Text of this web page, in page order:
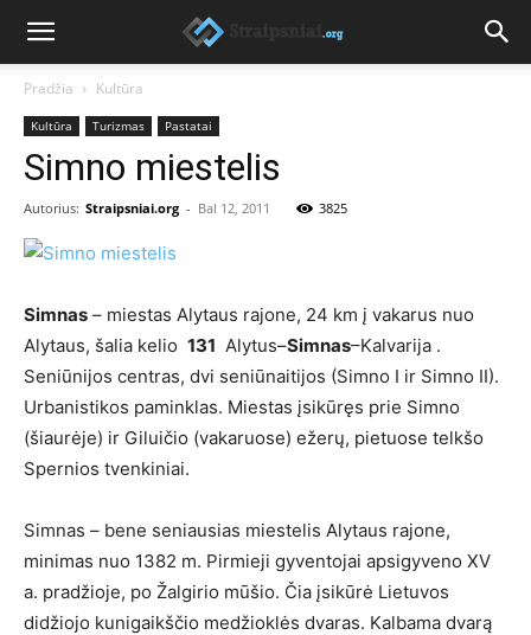
Pradžia Kultūra
Kultūra Turizmas Pastatai
Simno miestelis
Autorius: Straipsniai.org - Bal 12, 2011 3825
Simnas – miestas Alytaus rajone, 24 km į vakarus nuo
Alytaus, šalia kelio 131 Alytus–Simnas–Kalvarija .
Seniūnijos centras, dvi seniūnaitijos (Simno I ir Simno II).
Urbanistikos paminklas. Miestas įsikūręs prie Simno
(šiaurėje) ir Giluičio (vakaruose) ežerų, pietuose telkšo
Spernios tvenkiniai.
Simnas – bene seniausias miestelis Alytaus rajone,
minimas nuo 1382 m. Pirmieji gyventojai apsigyveno XV
a. pradžioje, po Žalgirio mūšio. Čia įsikūrė Lietuvos
didžiojo kunigaikščio medžioklės dvaras. Kalbama dvarą